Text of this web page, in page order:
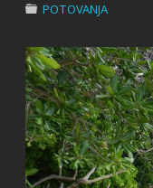
POTOVANJA